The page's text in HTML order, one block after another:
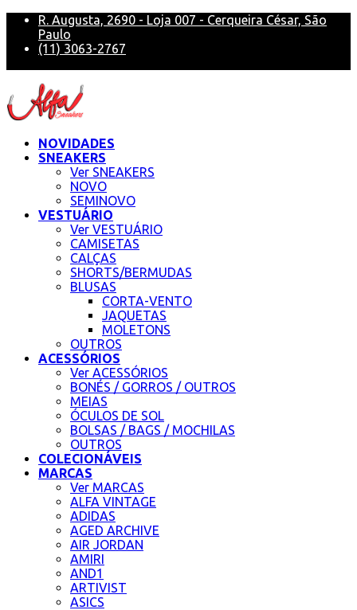
R. Augusta, 2690 - Loja 007 - Cerqueira César, São
Paulo
(11) 3063-2767
NOVIDADES
SNEAKERS
Ver SNEAKERS
NOVO
SEMINOVO
VESTUÁRIO
Ver VESTUÁRIO
CAMISETAS
CALÇAS
SHORTS/BERMUDAS
BLUSAS
CORTA-VENTO
JAQUETAS
MOLETONS
OUTROS
ACESSÓRIOS
Ver ACESSÓRIOS
BONÉS / GORROS / OUTROS
MEIAS
ÓCULOS DE SOL
BOLSAS / BAGS / MOCHILAS
OUTROS
COLECIONÁVEIS
MARCAS
Ver MARCAS
ALFA VINTAGE
ADIDAS
AGED ARCHIVE
AIR JORDAN
AMIRI
AND1
ARTIVIST
ASICS